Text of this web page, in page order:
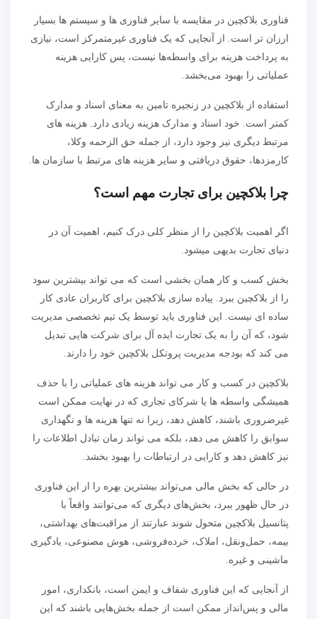
فناوری بلاکچین در مقایسه با سایر فناوری ها و سیستم ها بسیار
ارزان تر است. از آنجایی که یک فناوری غیرمتمرکز است، نیازی
به پرداخت هزینه برای واسطه‌ها نیست، پس کارایی هزینه
عملیاتی را بهبود می‌بخشد.
استفاده از بلاکچین در زنجیره تامین به معنای اسناد و مدارک
کمتر است. خود اسناد و مدارک هزینه زیادی دارد. هزینه های
مرتبط دیگری نیز وجود دارد، از جمله حق الزحمه وکلا،
کارمزدها، حقوق دریافتی و سایر هزینه های مرتبط با سازمان ها.
چرا بلاکچین برای تجارت مهم است؟
اگر اهمیت بلاکچین را از منظر کلی درک کنیم، اهمیت آن در
دنیای تجارت بدیهی میشود.
بخش کسب و کار همان بخشی است که می تواند بیشترین سود
را از بلاکچین ببرد. پیاده سازی بلاکچین برای کاربران عادی کار
ساده ای نیست. این فناوری باید توسط یک تیم تخصصی مدیریت
شود، که آن را به یک تجارت ایده آل برای شرکت هایی تبدیل
می کند که بودجه مدیریت پروتکل بلاکچین خود را دارند.
بلاکچین در کسب و کار می تواند هزینه های عملیاتی را با حذف
همیشگی واسطه ها یا شرکای تجاری که در نهایت ممکن است
غیرضروری باشند، کاهش دهد، زیرا نه تنها هزینه ها و نگهداری
سوابق را کاهش می دهد، بلکه می تواند زمان تبادل اطلاعات را
نیز کاهش دهد و کارایی در ارتباطات را بهبود بخشد.
در حالی که بخش مالی می‌تواند بیشترین بهره را از این فناوری
در حال ظهور ببرد، بخش‌های دیگری که می‌توانند واقعاً با
پتانسیل بلاکچین متحول شوند عبارتند از مراقبت‌های بهداشتی،
بیمه، حمل‌ونقل، املاک، خرده‌فروشی، هوش مصنوعی، یادگیری
ماشینی و غیره.
از آنجایی که این فناوری شفاف و ایمن است، بانکداری، امور
مالی و پس‌انداز ممکن است از جمله بخش‌هایی باشند که این